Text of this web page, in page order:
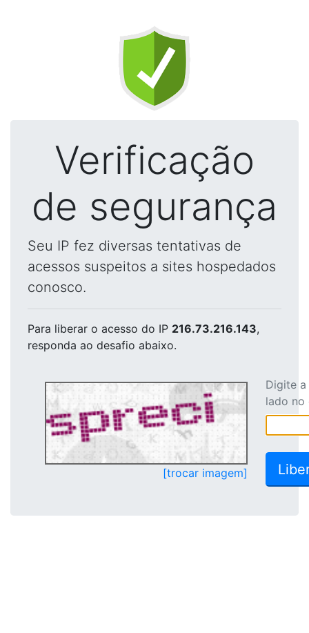
Verificação
de segurança
Seu IP fez diversas tentativas de
acessos suspeitos a sites hospedados
conosco.
Para liberar o acesso do IP 216.73.216.143,
responda ao desafio abaixo.
[trocar imagem]
Digite
lado no